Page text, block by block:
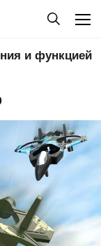
и функцией